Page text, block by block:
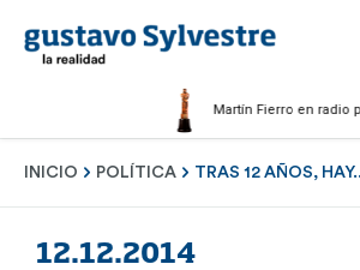
Martín Fierro en radio por
INICIO POLÍTICA TRAS 12 AÑOS,
12.12.2014